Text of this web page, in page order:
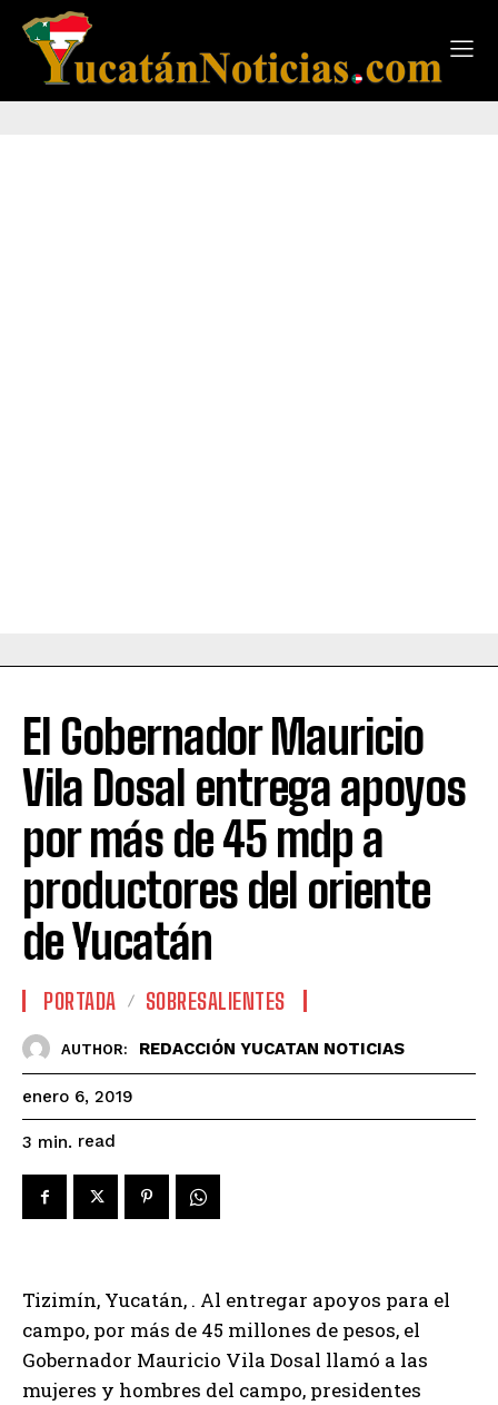
El Gobernador Mauricio
Vila Dosal entrega apoyos
por más de 45 mdp a
productores del oriente
de Yucatán
PORTADA SOBRESALIENTES
AUTHOR: REDACCIÓN YUCATAN NOTICIAS
enero 6, 2019
3 min. read
Tizimín, Yucatán, . Al entregar apoyos para el
campo, por más de 45 millones de pesos, el
Gobernador Mauricio Vila Dosal llamó a las
mujeres y hombres del campo, presidentes